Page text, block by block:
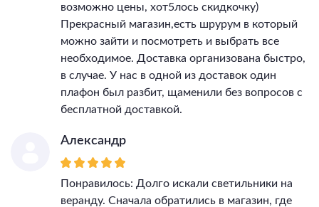
возможно цены, хот5лось скидкочку)
Прекрасный магазин,есть шрурум в который
можно зайти и посмотреть и выбрать все
необходимое. Доставка организована быстро,
в случае. У нас в одной из доставок один
плафон был разбит, щаменили без вопросов с
бесплатной доставкой.
Александр
Понравилось: Долго искали светильники на
веранду. Сначала обратились в магазин, где